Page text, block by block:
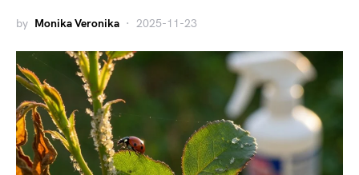
by Monika Veronika 2025-11-23